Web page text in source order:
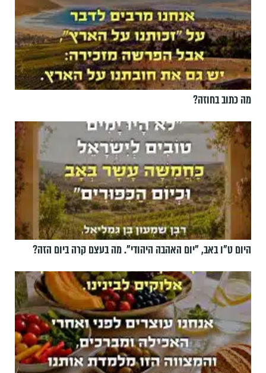
מה כתוב בחוזה?
היום ט"ו באב, ”יום האהבה היהודי". מה בעצם קרה ביום הזה?